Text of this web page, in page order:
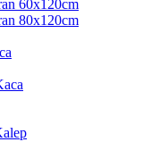
60x120cm
80x120cm